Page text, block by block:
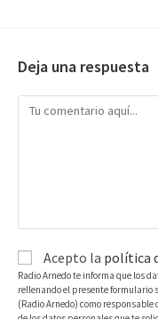
Deja una respuesta
Acepto la política
Radio Arnedo te informa que los
rellenando el presente formulario
(Radio Arnedo) como